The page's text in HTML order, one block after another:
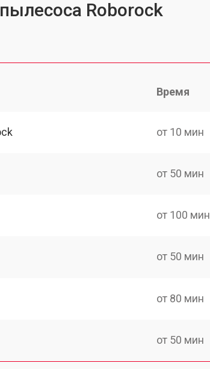
Roborock
Время
от 10 мин
от 50 мин
от 100 мин
от 50 мин
от 80 мин
от 50 мин